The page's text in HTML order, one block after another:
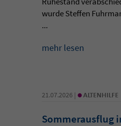
wurde Steffen
...
mehr lesen
21.07.2026 | • ALTENHILFE
Sommerausflug